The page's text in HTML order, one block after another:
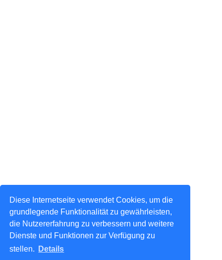
Diese Internetseite verwendet Cookies, um die
grundlegende Funktionalität zu gewährleisten,
die Nutzererfahrung zu verbessern und weitere
Dienste und Funktionen zur Verfügung zu
stellen.
Details